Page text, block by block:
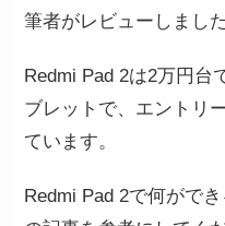
筆者がレビューしました
Redmi Pad 2は2万円台
ブレットで、エントリ
ています。
Redmi Pad 2で何がで